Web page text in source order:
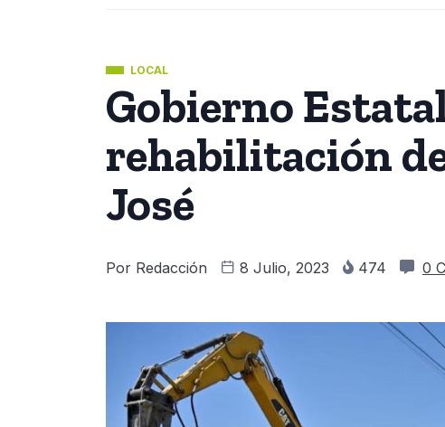
LOCAL
Gobierno
rehabilitación
José
Por Redacción 8 Julio, 2023 474 0